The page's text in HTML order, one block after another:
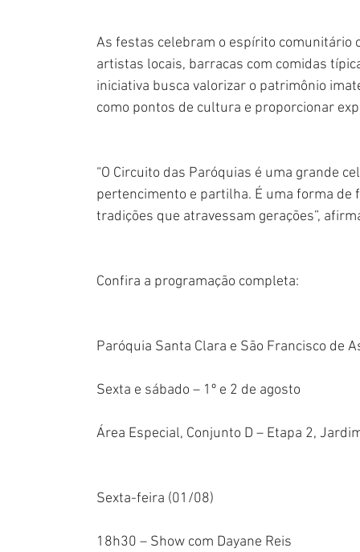
As festas celebram o espírito
artistas locais, barracas com comidas
iniciativa busca valorizar o patrimônio
como pontos de cultura e proporcionar
“O Circuito das Paróquias é uma grande
pertencimento e partilha. É uma forma
tradições que atravessam gerações”,
Confira a programação completa:
Paróquia Santa Clara e São Francisco de
Sexta e sábado – 1º e 2 de agosto
Área Especial, Conjunto D – Etapa 2,
Sexta-feira (01/08)
18h30 – Show com Dayane Reis